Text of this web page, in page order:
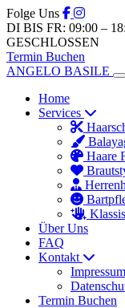
Folge Uns
DI BIS FR: 09:00 –
GESCHLOSSEN
Termin Buchen
ANGELO BASILE
Home
Services
Haare
Über Uns
FAQ
Kontakt
Impressum
Termin Buchen